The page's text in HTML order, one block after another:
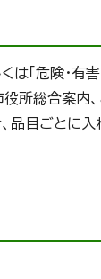
は「危険・
役所総合案内
品目ごとに